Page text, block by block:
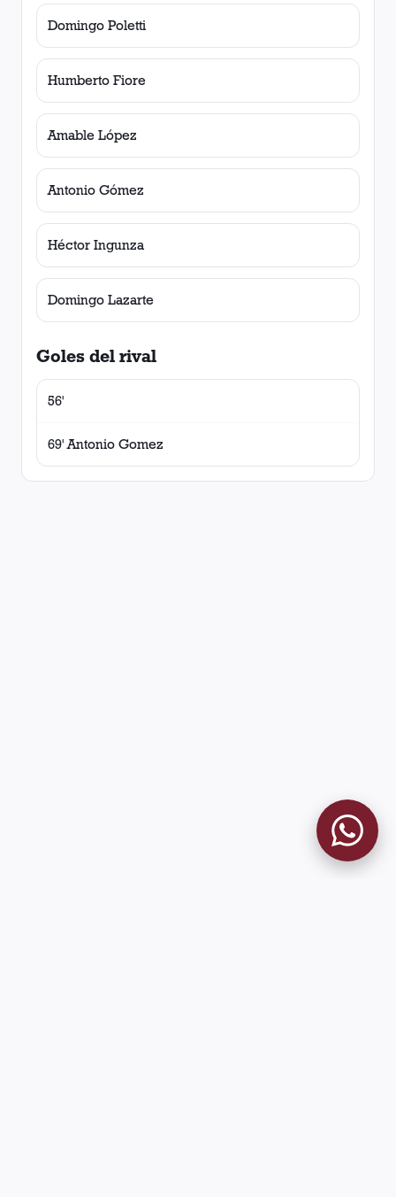
Domingo Poletti
Humberto Fiore
Amable López
Antonio Gómez
Héctor Ingunza
Domingo Lazarte
Goles del rival
56'
69' Antonio Gomez